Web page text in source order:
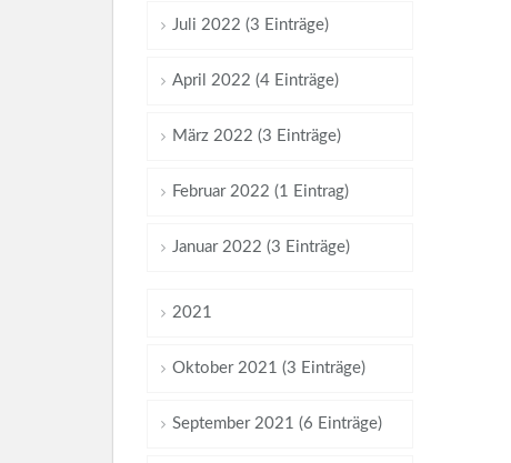
Juli 2022 (3 Einträge)
April 2022 (4 Einträge)
März 2022 (3 Einträge)
Februar 2022 (1 Eintrag)
Januar 2022 (3 Einträge)
2021
Oktober 2021 (3 Einträge)
September 2021 (6 Einträge)